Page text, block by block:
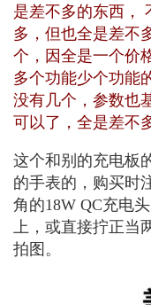
是差不多的东西，
多，但也全是差不
个，因全是一个价
多个功能少个功能
没有几个，参数也
可以了，全是差不
这个和别的充电板
的手表的，购买时
角的18W QC充电
上，或直接拧正当
拍图。